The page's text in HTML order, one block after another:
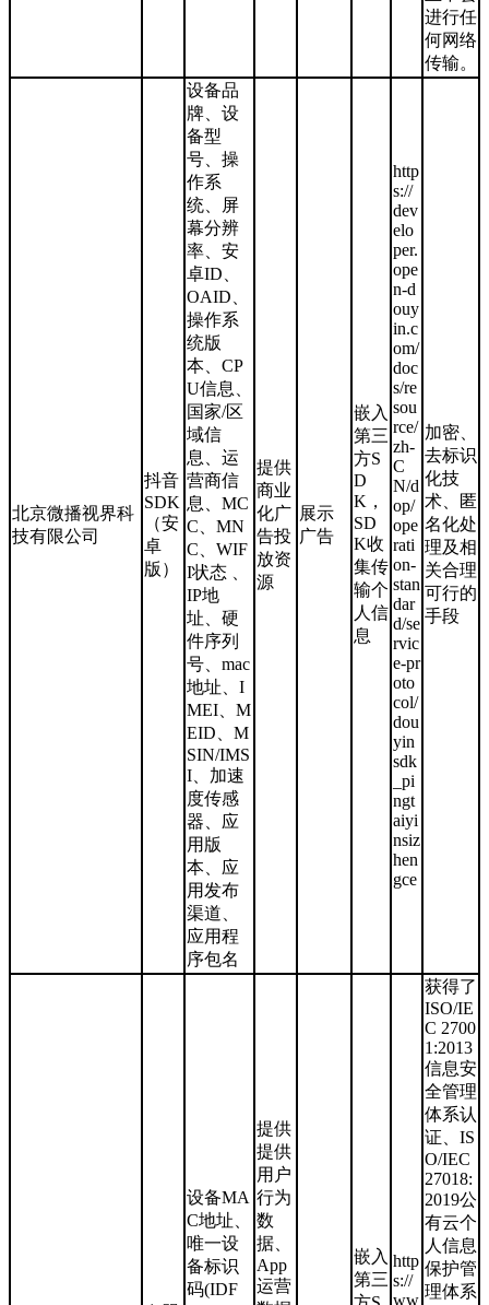
进行任
何网络
传输。
北京微播视界科
技有限公司
抖音
SDK
（安
卓
版）
设备品
牌、设
备型
号、操
作系
统、屏
幕分辨
率、安
卓ID、
OAID、
操作系
统版
本、CP
U信息、
国家/区
域信
息、运
营商信
息、MC
C、MN
C、WIF
I状态 、
IP地
址、硬
件序列
号、mac
地址、I
MEI、M
EID、M
SIN/IMS
I、加速
度传感
器、应
用版
本、应
用发布
渠道、
应用程
序包名
提供
商业
化广
告投
放资
源
展示
广告
嵌入
第三
方S
D
K，
SD
K收
集传
输个
人信
息
http
s://
dev
elo
per.
ope
n-d
ouy
in.c
om/
doc
s/re
sou
rce/
zh-
C
N/d
op/
ope
rati
on-
stan
dar
d/se
rvic
e-pr
oto
col/
dou
yin
sdk
_pi
ngt
aiyi
nsiz
hen
gce
加密、
去标识
化技
术、匿
名化处
理及相
关合理
可行的
手段
设备MA
C地址、
唯一设
备标识
码(IDF
提供
提供
用户
行为
数
据、
App
运营
嵌入
第三
http
s://
ww
获得了
ISO/IE
C 2700
1:2013
信息安
全管理
体系认
证、IS
O/IEC
27018:
2019公
有云个
人信息
保护管
理体系